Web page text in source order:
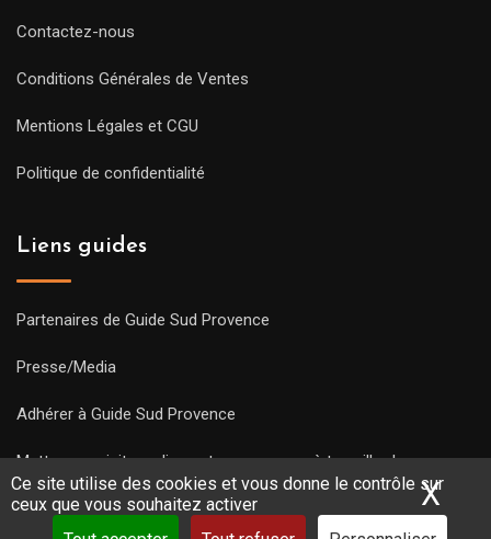
Ce site utilise des cookies et vous donne le contrôle sur
ceux que vous souhaitez activer
X
Contactez-nous
Conditions Générales de Ventes
Mentions Légales et CGU
Politique de confidentialité
Liens guides
Partenaires de Guide Sud Provence
Presse/Media
Adhérer à Guide Sud Provence
Mettre une visite en ligne et commencez à travailler !